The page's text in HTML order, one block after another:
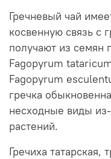
Гречневый чай
косвенную связь с
получают из семян
Fagopyrum
Fagopyrum
гречка
несходные виды
растений.
Гречиха татарская,